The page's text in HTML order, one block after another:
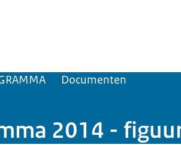
Documenten
2014 -